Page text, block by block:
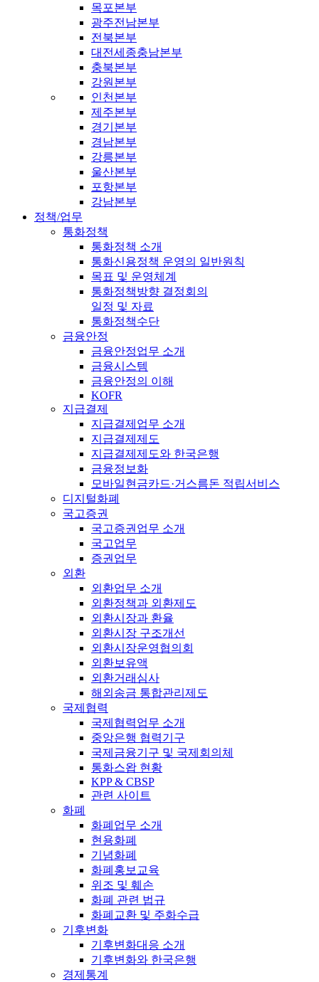
목포본부
광주전남본부
전북본부
대전세종충남본부
충북본부
강원본부
인천본부
제주본부
경기본부
경남본부
강릉본부
울산본부
포항본부
강남본부
정책/업무
통화정책
통화정책 소개
통화신용정책 운영의 일반원칙
목표 및 운영체계
통화정책방향 결정회의
일정 및 자료
통화정책수단
금융안정
금융안정업무 소개
금융시스템
금융안정의 이해
KOFR
지급결제
지급결제업무 소개
지급결제제도
지급결제제도와 한국은행
금융정보화
모바일현금카드·거스름돈 적립서비스
디지털화폐
국고증권
국고증권업무 소개
국고업무
증권업무
외환
외환업무 소개
외환정책과 외환제도
외환시장과 환율
외환시장 구조개선
외환시장운영협의회
외환보유액
외환거래심사
해외송금 통합관리제도
국제협력
국제협력업무 소개
중앙은행 협력기구
국제금융기구 및 국제회의체
통화스왑 현황
KPP & CBSP
관련 사이트
화폐
화폐업무 소개
현용화폐
기념화폐
화폐홍보교육
위조 및 훼손
화폐 관련 법규
화폐교환 및 주화수급
기후변화
기후변화대응 소개
기후변화와 한국은행
경제통계